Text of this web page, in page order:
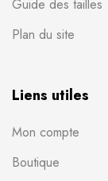
Guide des tailles
Plan du site
Liens utiles
Mon compte
Boutique